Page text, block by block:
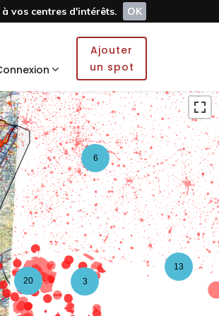
vos centres d'intérêts.
OK
Ajouter
un spot
3
13
6
20